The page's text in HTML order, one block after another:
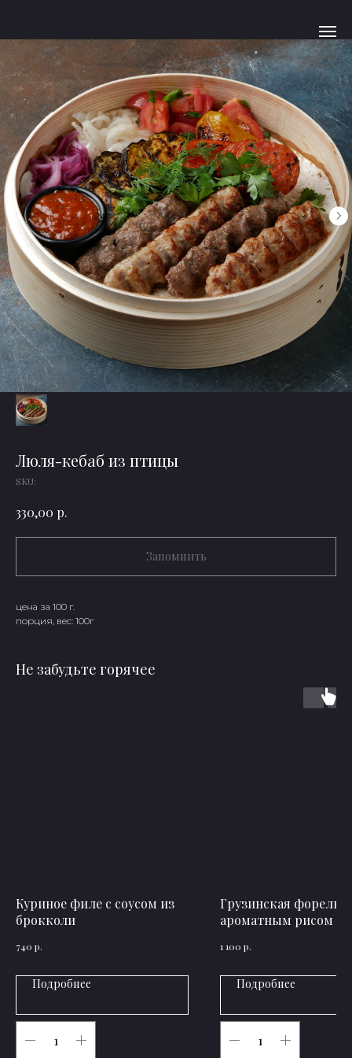
Люля-кебаб из птицы
SKU:
330,00 р.
Запомнить
цена за 100 г.
порция, вес: 100г
Не забудьте горячее
Куриное филе с соусом из
брокколи
740 р.
Подробнее
Грузинская форель с
ароматным рисом
1 100 р.
Подробнее